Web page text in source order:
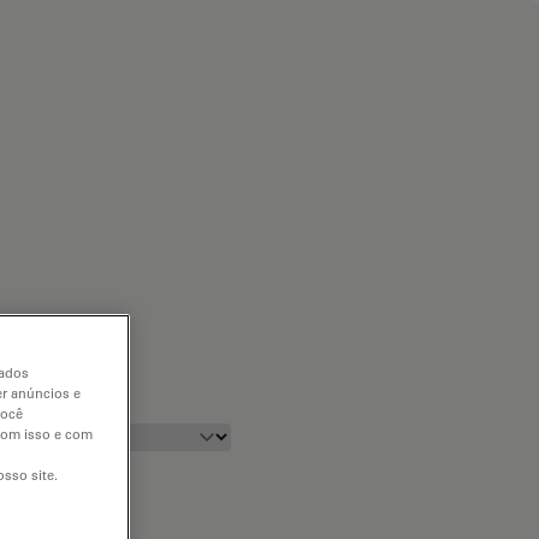
anúncios e
isso e com
site.